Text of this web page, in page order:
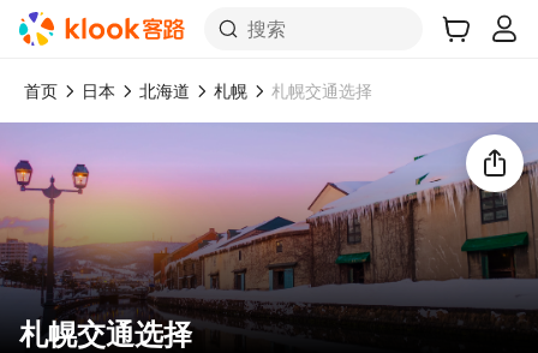
搜索
首页 日本 北海道 札幌 札幌交通选择
札幌交通选择